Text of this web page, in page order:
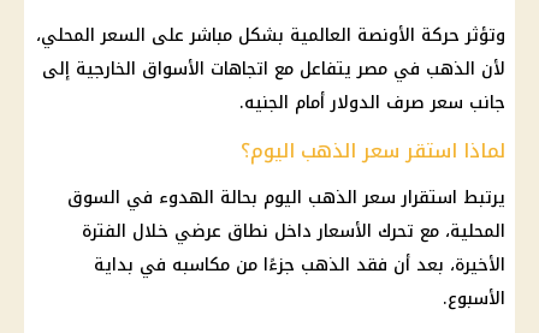
وتؤثر حركة الأونصة العالمية بشكل مباشر على السعر المحلي،
لأن الذهب في مصر يتفاعل مع اتجاهات الأسواق الخارجية إلى
جانب سعر صرف الدولار أمام الجنيه.
لماذا استقر سعر الذهب اليوم؟
يرتبط استقرار سعر الذهب اليوم بحالة الهدوء في السوق
المحلية، مع تحرك الأسعار داخل نطاق عرضي خلال الفترة
الأخيرة، بعد أن فقد الذهب جزءًا من مكاسبه في بداية
الأسبوع.